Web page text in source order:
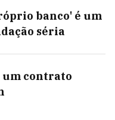
banco' é um
séria
contrato